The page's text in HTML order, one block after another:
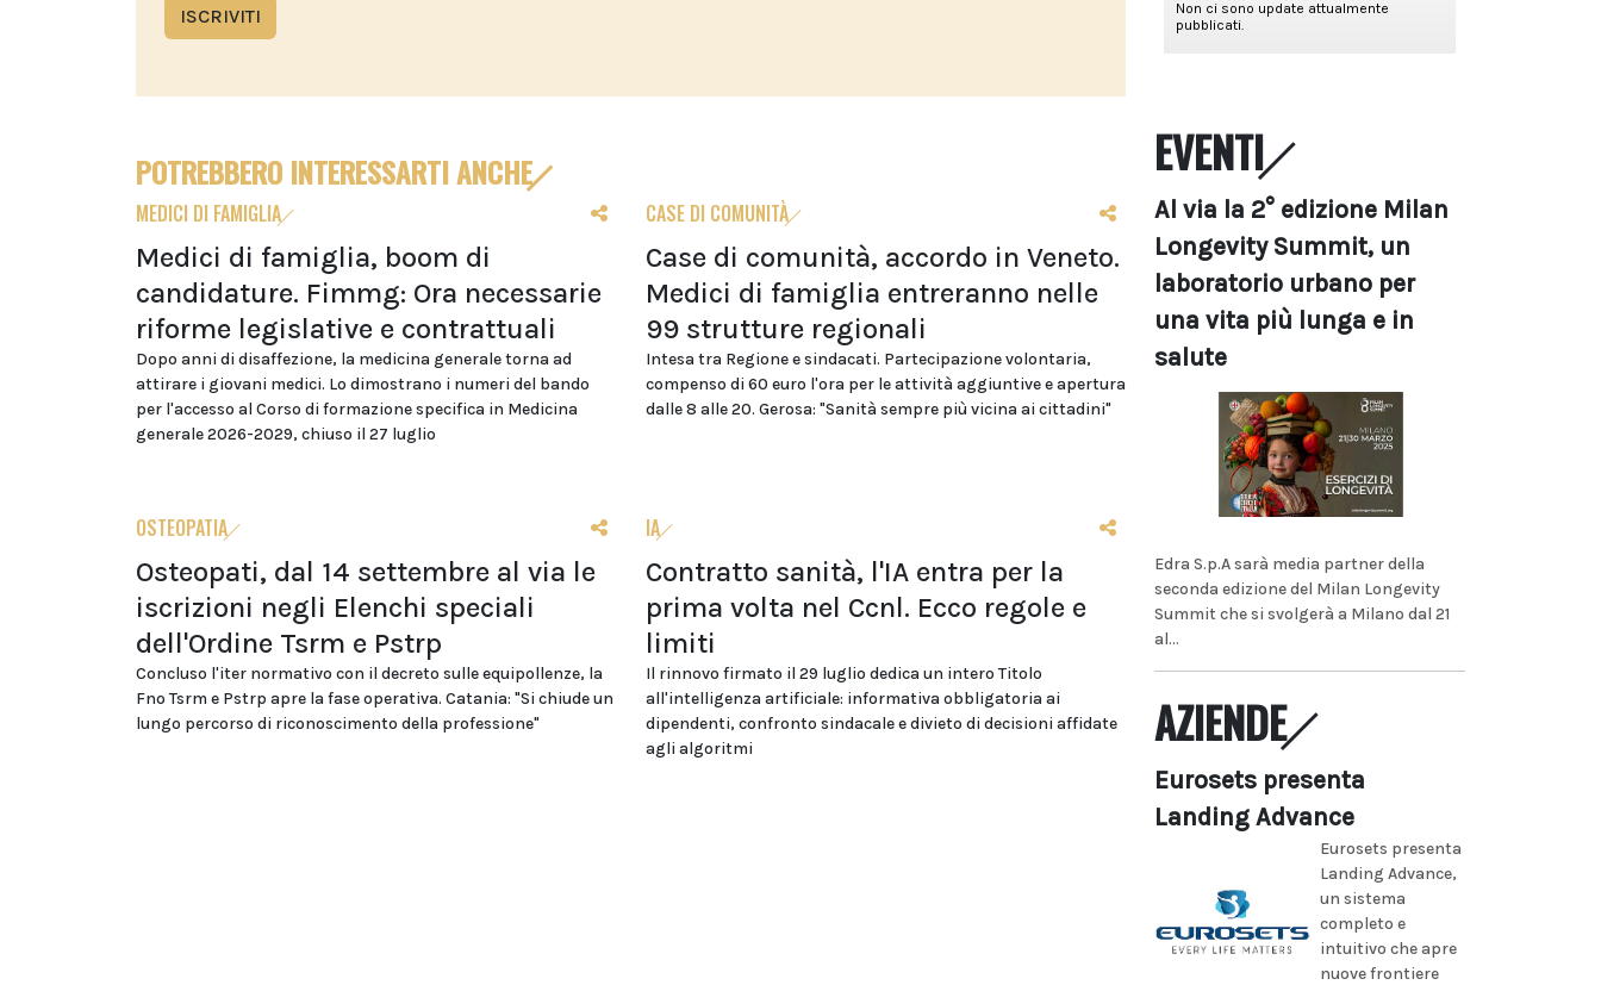
ISCRIVITI
POTREBBERO INTERESSARTI ANCHE
MEDICI DI FAMIGLIA
Medici di famiglia, boom di
candidature. Fimmg: Ora necessarie
riforme legislative e contrattuali
Dopo anni di disaffezione, la medicina generale torna ad
attirare i giovani medici. Lo dimostrano i numeri del bando
per l'accesso al Corso di formazione specifica in Medicina
generale 2026-2029, chiuso il 27 luglio
CASE DI COMUNITÀ
Case di comunità, accordo in Veneto.
Medici di famiglia entreranno nelle
99 strutture regionali
Intesa tra Regione e sindacati. Partecipazione volontaria,
compenso di 60 euro l'ora per le attività aggiuntive e apertura
dalle 8 alle 20. Gerosa: "Sanità sempre più vicina ai cittadini"
OSTEOPATIA
Osteopati, dal 14 settembre al via le
iscrizioni negli Elenchi speciali
dell'Ordine Tsrm e Pstrp
Concluso l'iter normativo con il decreto sulle equipollenze, la
Fno Tsrm e Pstrp apre la fase operativa. Catania: "Si chiude un
lungo percorso di riconoscimento della professione"
IA
Contratto sanità, l'IA entra per la
prima volta nel Ccnl. Ecco regole e
limiti
Il rinnovo firmato il 29 luglio dedica un intero Titolo
all'intelligenza artificiale: informativa obbligatoria ai
dipendenti, confronto sindacale e divieto di decisioni affidate
agli algoritmi
EVENTI
Al via la 2° edizione Milan
Longevity Summit, un
laboratorio urbano per
una vita più lunga e in
salute
Edra S.p.A sarà media partner della
seconda edizione del Milan Longevity
Summit che si svolgerà a Milano dal 21
al...
AZIENDE
Eurosets presenta
Landing Advance
Eurosets presenta
Landing Advance,
un sistema
completo e
intuitivo che apre
nuove frontiere